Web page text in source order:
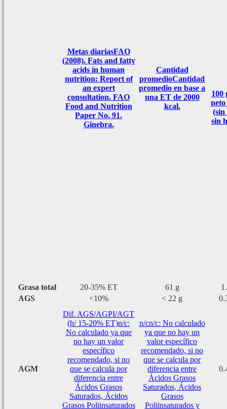
Metas diariasFAO
(2008). Fats and fatty
acids in human
nutrition: Report of
an expert
consultation. FAO
Food and Nutrition
Paper No. 91.
Ginebra.
Cantidad
promedioCantidad
promedio en base a
una ET de 2000
kcal.
100
(sin
sin
Grasa total 20-35% ET 61 g
AGS
<10% < 22 g
AGM
Dif. AGS/AGPI/AGT
(h/ 15-20% ET)n/c:
No calculado ya que
no hay un valor
específico
recomendado, si no
que se calcula por
diferencia entre
Ácidos Grasos
Saturados, Ácidos
Grasos Poliinsaturados
n/cn/c: No calculado
ya que no hay un
valor específico
recomendado, si no
que se calcula por
diferencia entre
Ácidos Grasos
Saturados, Ácidos
Grasos
Poliinsaturados y